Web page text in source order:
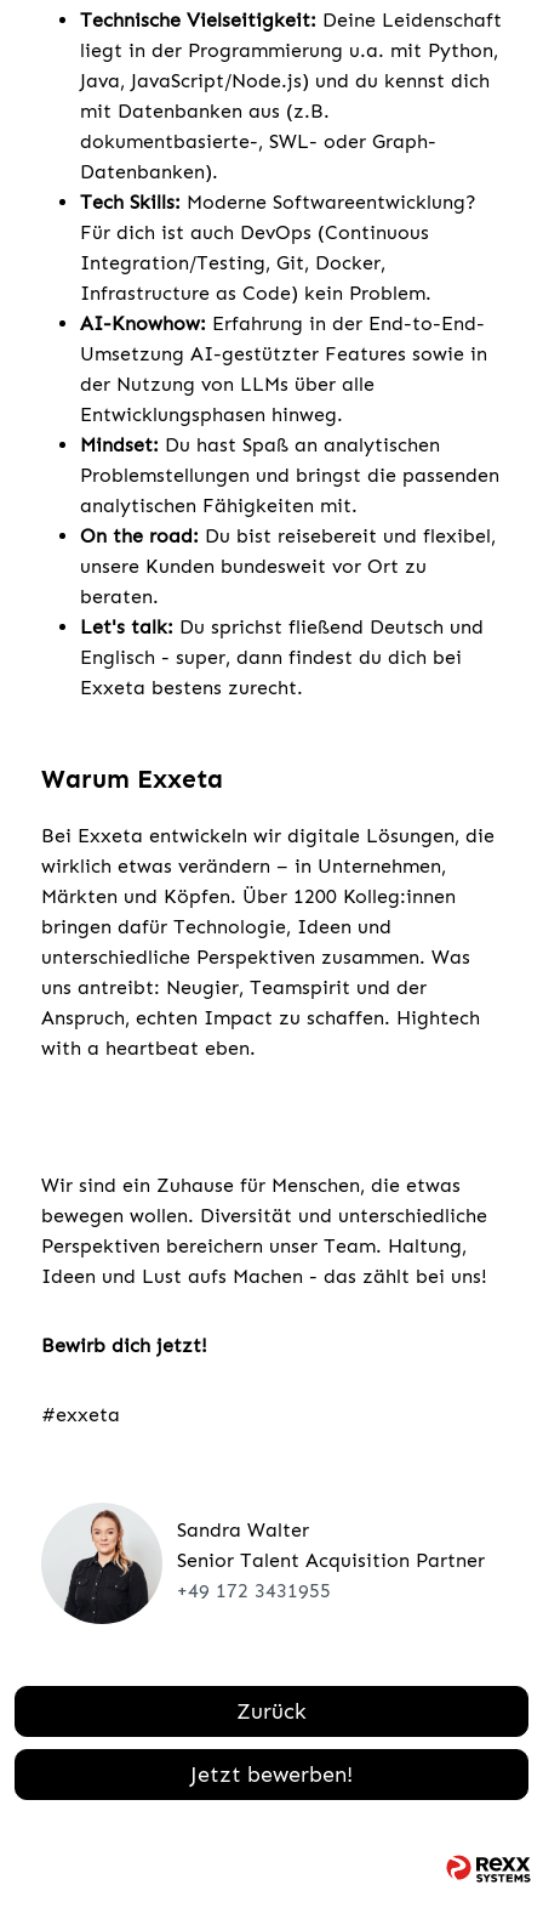
Technische Vielseitigkeit: Deine Leidenschaft
liegt in der Programmierung u.a. mit Python,
Java, JavaScript/Node.js) und du kennst dich
mit Datenbanken aus (z.B.
dokumentbasierte-, SWL- oder Graph-
Datenbanken).
Tech Skills: Moderne Softwareentwicklung?
Für dich ist auch DevOps (Continuous
Integration/Testing, Git, Docker,
Infrastructure as Code) kein Problem.
AI-Knowhow: Erfahrung in der End-to-End-
Umsetzung AI-gestützter Features sowie in
der Nutzung von LLMs über alle
Entwicklungsphasen hinweg.
Mindset: Du hast Spaß an analytischen
Problemstellungen und bringst die passenden
analytischen Fähigkeiten mit.
On the road: Du bist reisebereit und flexibel,
unsere Kunden bundesweit vor Ort zu
beraten.
Let's talk: Du sprichst fließend Deutsch und
Englisch - super, dann findest du dich bei
Exxeta bestens zurecht.
Warum Exxeta
Bei Exxeta entwickeln wir digitale Lösungen, die
wirklich etwas verändern – in Unternehmen,
Märkten und Köpfen. Über 1200 Kolleg:innen
bringen dafür Technologie, Ideen und
unterschiedliche Perspektiven zusammen. Was
uns antreibt: Neugier, Teamspirit und der
Anspruch, echten Impact zu schaffen. Hightech
with a heartbeat eben.
Wir sind ein Zuhause für Menschen, die etwas
bewegen wollen. Diversität und unterschiedliche
Perspektiven bereichern unser Team. Haltung,
Ideen und Lust aufs Machen - das zählt bei uns!
Bewirb dich jetzt!
#exxeta
Sandra Walter
Senior Talent Acquisition Partner
+49 172 3431955
Zurück
Jetzt bewerben!